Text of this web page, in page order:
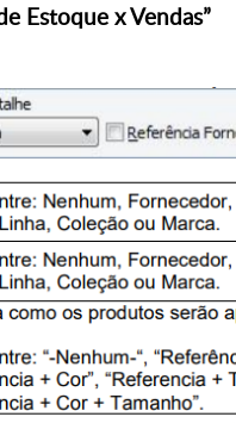
Estoque x Vendas”